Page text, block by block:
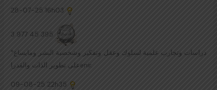
28-07-25 16h03
3 977 45 395
دراسات وتجارب علمية لسلوك وعقل وتفكير وشخصية البشر ومايساع°
على تطوير الذات والقدراenir.
09-08-25 22h35